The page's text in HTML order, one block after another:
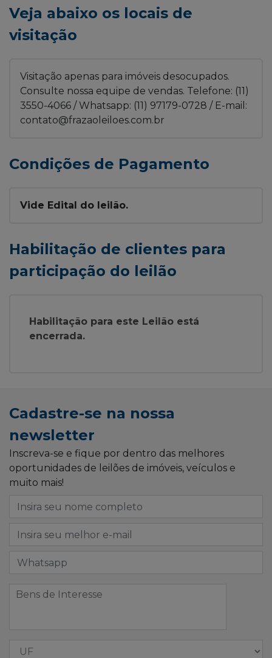
Veja abaixo os locais de
visitação
Visitação apenas para imóveis desocupados.
Consulte nossa equipe de vendas. Telefone: (11)
3550-4066 / Whatsapp: (11) 97179-0728 / E-mail:
contato@frazaoleiloes.com.br
Condições de Pagamento
Vide Edital do leilão.
Habilitação de clientes para
participação do leilão
Habilitação para este Leilão está
encerrada.
Cadastre-se na nossa
newsletter
Inscreva-se e fique por dentro das melhores
oportunidades de leilões de imóveis, veículos e
muito mais!